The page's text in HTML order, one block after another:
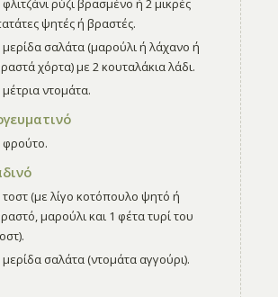
φλιτζάνι ρύζι βρασμένο ή 2 μικρές
ψητές ή βραστές.
μερίδα σαλάτα (μαρούλι ή λάχανο ή
χόρτα) με 2 κουταλάκια λάδι.
μέτρια ντομάτα.
φρούτο.
τοστ (με λίγο κοτόπουλο ψητό ή
μαρούλι και 1 φέτα τυρί του
μερίδα σαλάτα (ντομάτα αγγούρι).